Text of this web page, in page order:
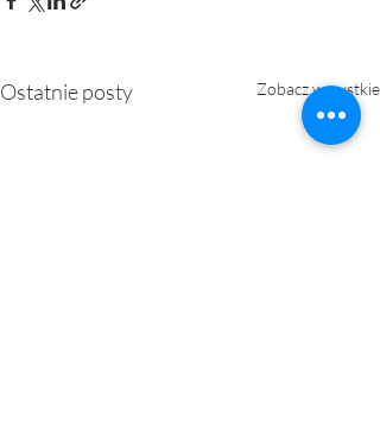
Ostatnie posty Zobacz wszystkie